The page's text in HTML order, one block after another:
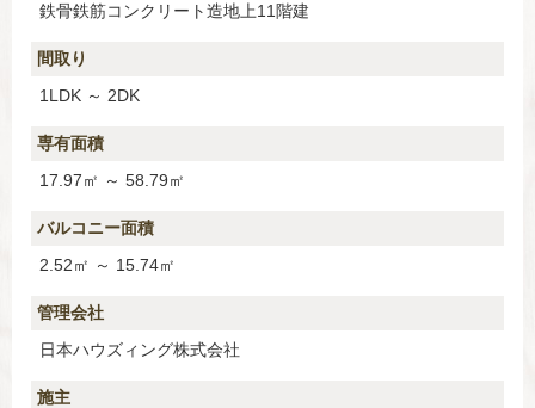
鉄骨鉄筋コンクリート造地上11階建
間取り
1LDK ～ 2DK
専有面積
17.97㎡ ～ 58.79㎡
バルコニー面積
2.52㎡ ～ 15.74㎡
管理会社
日本ハウズィング株式会社
施主